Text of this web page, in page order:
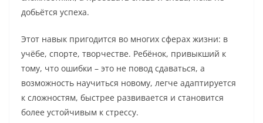
добьётся успеха.
Этот навык пригодится во многих сферах жизни: в
учёбе, спорте, творчестве. Ребёнок, привыкший к
тому, что ошибки – это не повод сдаваться, а
возможность научиться новому, легче адаптируется
к сложностям, быстрее развивается и становится
более устойчивым к стрессу.